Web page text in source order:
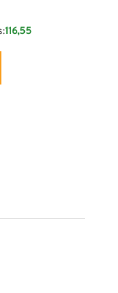
116,55